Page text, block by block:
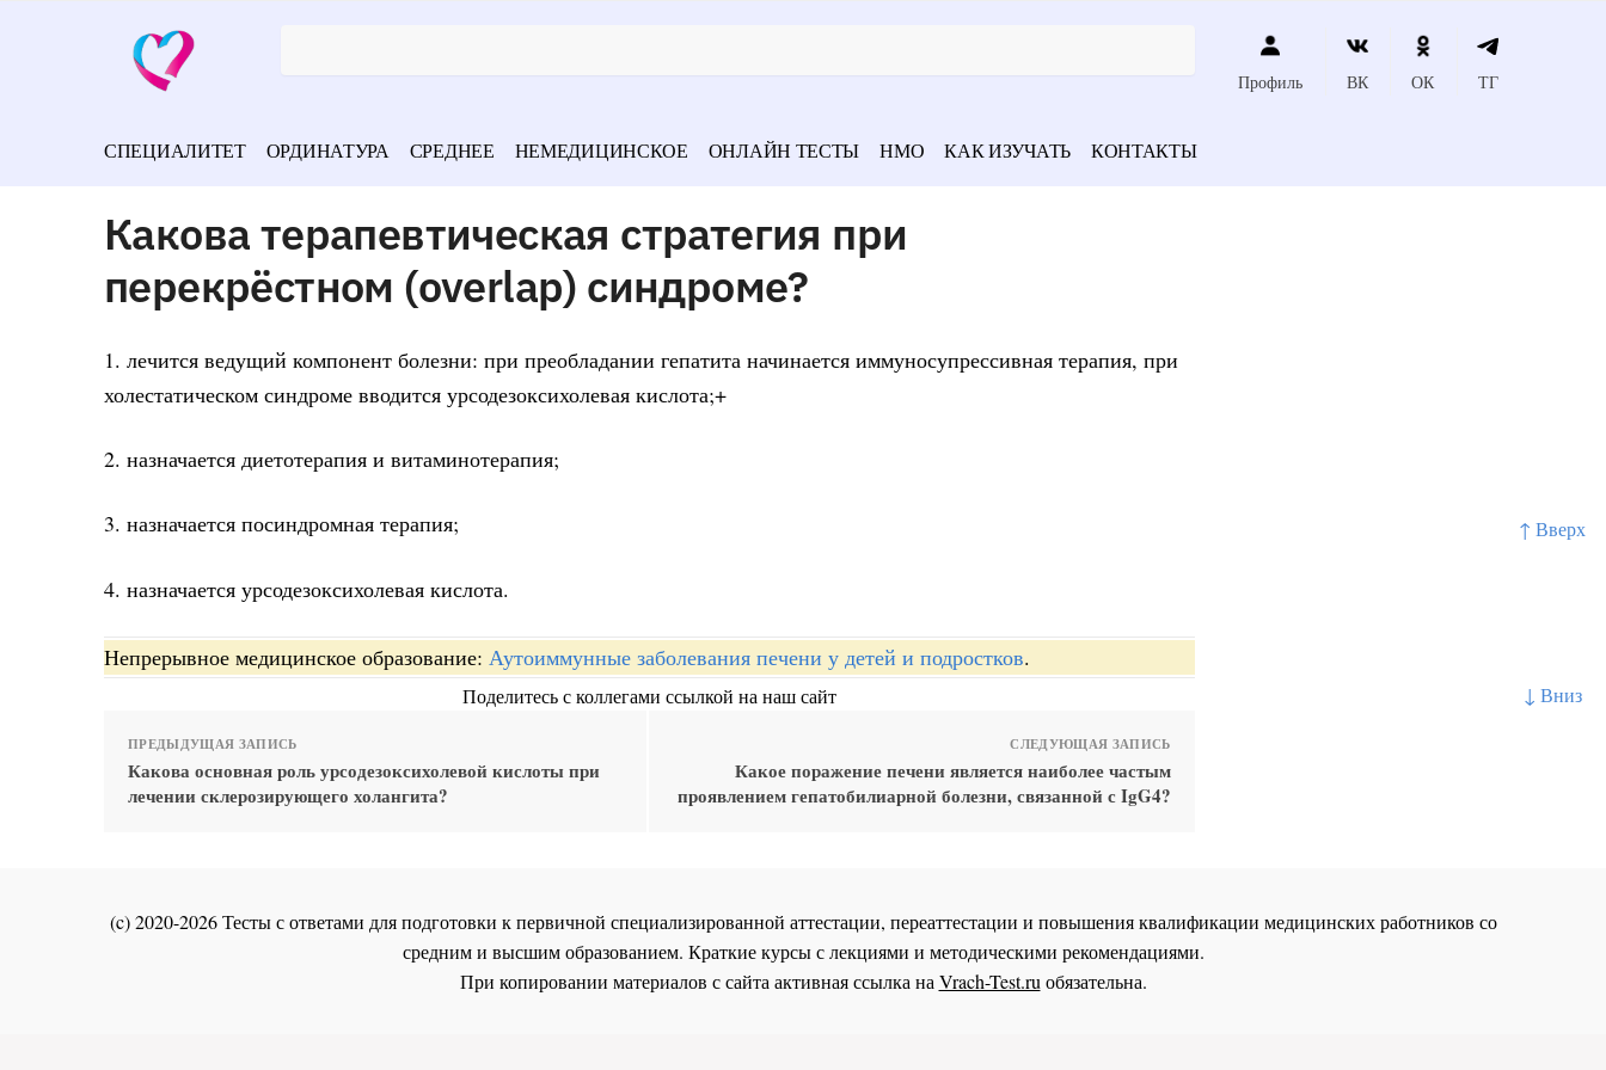
↑ Вверх
↓ Вниз
Профиль ВК ОК ТГ
СПЕЦИАЛИТЕТ ОРДИНАТУРА СРЕДНЕЕ НЕМЕДИЦИНСКОЕ ОНЛАЙН ТЕСТЫ НМО КАК ИЗУЧАТЬ КОНТАКТЫ
Какова терапевтическая стратегия при
перекрёстном (overlap) синдроме?
1. лечится ведущий компонент болезни: при преобладании гепатита начинается иммуносупрессивная терапия, при
холестатическом синдроме вводится урсодезоксихолевая кислота;+
2. назначается диетотерапия и витаминотерапия;
3. назначается посиндромная терапия;
4. назначается урсодезоксихолевая кислота.
Непрерывное медицинское образование: Аутоиммунные заболевания печени у детей и подростков.
Поделитесь с коллегами ссылкой на наш сайт
ПРЕДЫДУЩАЯ ЗАПИСЬ
Какова основная роль урсодезоксихолевой кислоты при
лечении склерозирующего холангита?
СЛЕДУЮЩАЯ ЗАПИСЬ
Какое поражение печени является наиболее частым
проявлением гепатобилиарной болезни, связанной с IgG4?
(c) 2020-2026 Тесты с ответами для подготовки к первичной специализированной аттестации, переаттестации и повышения квалификации медицинских работников со
средним и высшим образованием. Краткие курсы с лекциями и методическими рекомендациями.
При копировании материалов с сайта активная ссылка наVrach-Test.ruобязательна.